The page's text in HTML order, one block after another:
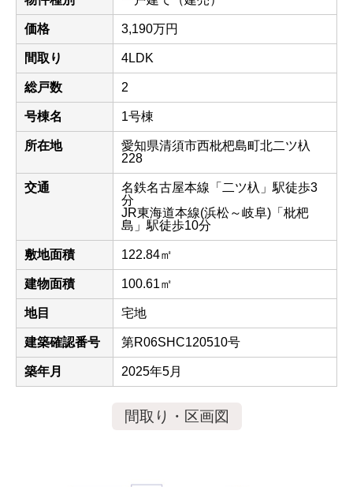
価格 3,190万円
間取り 4LDK
総戸数 2
号棟名 1号棟
所在地
愛知県清須市西枇杷島町北二ツ杁
228
交通
名鉄名古屋本線「二ツ杁」駅徒歩3
分
JR東海道本線(浜松～岐阜)「枇杷
島」駅徒歩10分
敷地面積 122.84㎡
建物面積 100.61㎡
地目 宅地
建築確認番号 第R06SHC120510号
築年月 2025年5月
間取り・区画図